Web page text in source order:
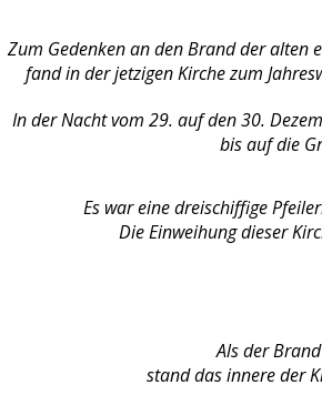
Zum Gedenken an den Brand der alten
fand in der jetzigen Kirche zum
In der Nacht vom 29. auf den 30.
bis auf die
Es war eine dreischiffige
Die Einweihung dieser
Als der
stand das innere der